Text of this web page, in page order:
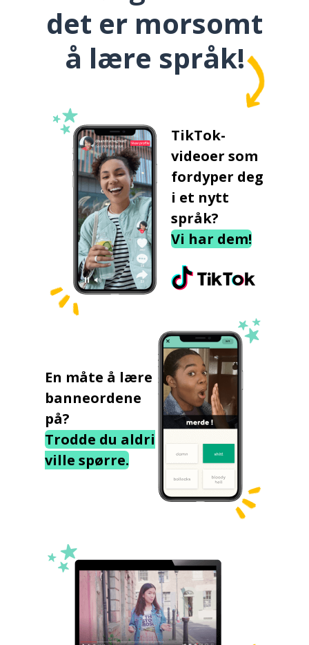
det er morsomt
å lære språk!
TikTok-
videoer som
fordyper deg
i et nytt
språk?
Vi har dem!
En måte å lære
banneordene
på?
Trodde du aldri
ville spørre.